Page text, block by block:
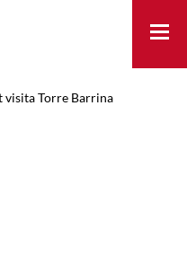
visita Torre Barrina